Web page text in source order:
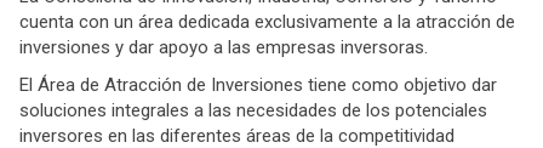
cuenta con un área dedicada exclusivamente a la atracción de
inversiones y dar apoyo a las empresas inversoras.
El Área de Atracción de Inversiones tiene como objetivo dar
soluciones integrales a las necesidades de los potenciales
inversores en las diferentes áreas de la competitividad